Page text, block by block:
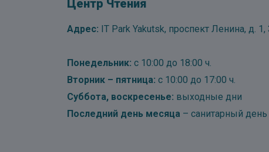
Центр Чтения
Адрес: IT Park Yakutsk, проспект Ленина, д. 1,
Понедельник: с 10:00 до 18:00 ч.
Вторник – пятница: с 10:00 до 17:00 ч.
Суббота, воскресенье: выходные дни
Последний день месяца – санитарный день